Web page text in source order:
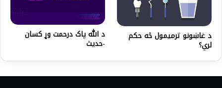
د غاښونو ترمیمول څه حکم
لري؟
د الله پاک درحمت وړ کسان
-حدیث